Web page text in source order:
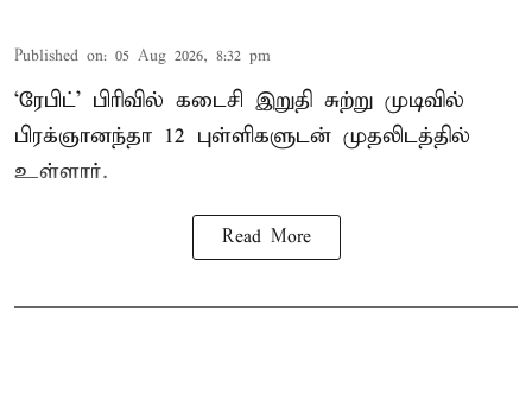
Published on: 05 Aug 2026, 8:32 pm
‘ரேபிட்’ பிரிவில் கடைசி இறுதி சுற்று முடிவில்
பிரக்ஞானந்தா 12 புள்ளிகளுடன் முதலிடத்தில்
உள்ளார்.
Read More